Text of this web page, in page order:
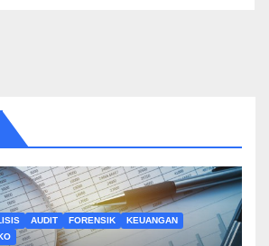
AUDIT FORENSIK
KEUANGAN